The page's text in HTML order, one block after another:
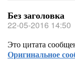
Без заголовка
22-05-2016 14:50
Это цитата
Оригинальное